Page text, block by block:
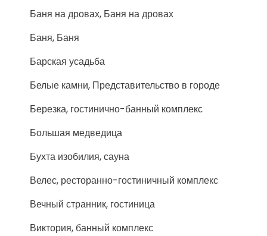
Баня на дровах, Баня на дровах
Баня, Баня
Барская усадьба
Белые камни, Представительство в городе
Березка, гостинично-банный комплекс
Большая медведица
Бухта изобилия, сауна
Велес, ресторанно-гостиничный комплекс
Вечный странник, гостиница
Виктория, банный комплекс